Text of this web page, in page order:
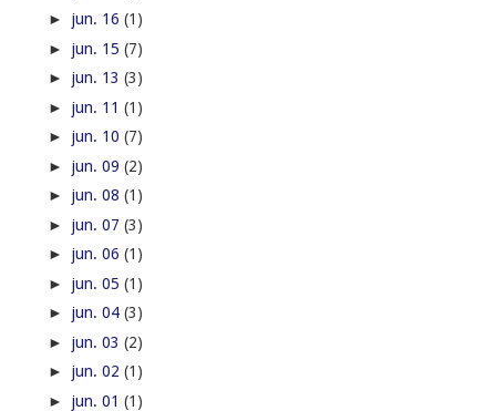
► jun. 16 (1)
► jun. 15 (7)
► jun. 13 (3)
► jun. 11 (1)
► jun. 10 (7)
► jun. 09 (2)
► jun. 08 (1)
► jun. 07 (3)
► jun. 06 (1)
► jun. 05 (1)
► jun. 04 (3)
► jun. 03 (2)
► jun. 02 (1)
► jun. 01 (1)